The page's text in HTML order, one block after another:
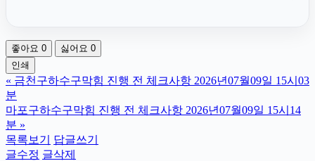
좋아요 0 싫어요 0
인쇄
« 금천구하수구막힘 진행 전 체크사항 2026년07월09일 15시03
분
마포구하수구막힘 진행 전 체크사항 2026년07월09일 15시14
분 »
목록보기
답글쓰기
글수정 글삭제